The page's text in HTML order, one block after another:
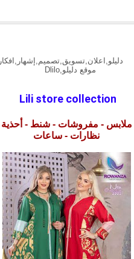
دليلو,اعلان,تسويق,تصميم,إشهار,افكار
موقع دليلو,Dlilo
Lili store collection
ملابس - مفروشات - شنط - أحذية
نظارات - ساعات